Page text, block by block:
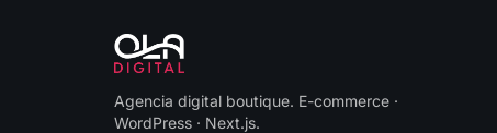
Agencia digital boutique. E-commerce ·
WordPress · Next.js.